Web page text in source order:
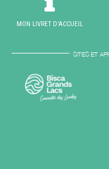
MON LIVRET D'ACCUEIL
SITES ET